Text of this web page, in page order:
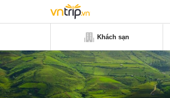
Khách sạn